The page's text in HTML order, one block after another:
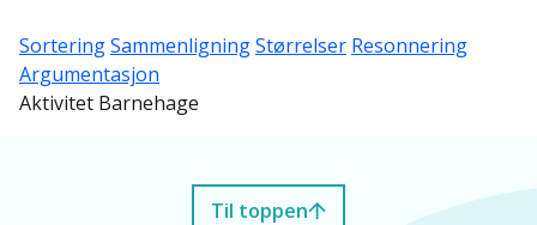
SorteringSammenligningStørrelser Resonnering
Argumentasjon
Aktivitet Barnehage
Til toppen